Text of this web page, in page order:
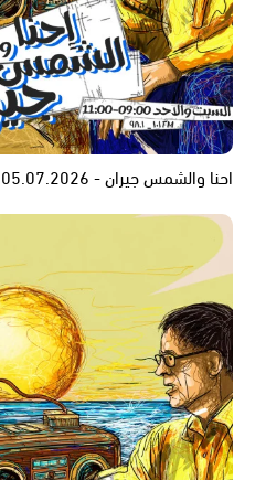
احنا والشمس جيران - 05.07.2026